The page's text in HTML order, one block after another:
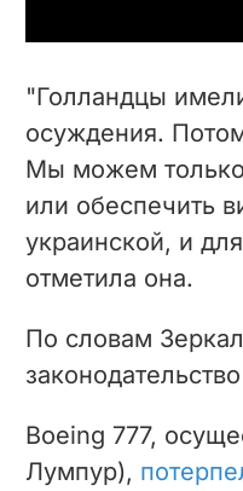
"Голландцы
осуждения.
Мы можем только
или обеспечить
украинской, и
отметила она.
По словам
Boeing 777,
Лумпур),